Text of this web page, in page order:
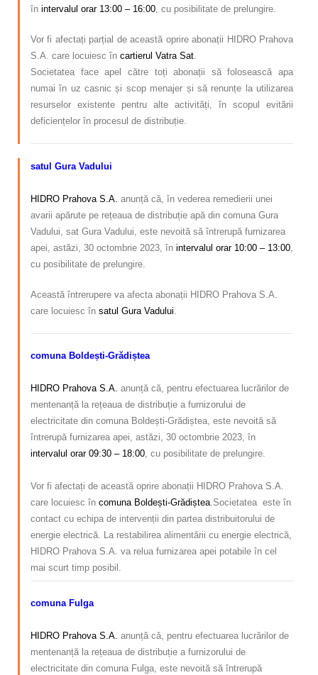
în intervalul orar 13:00 – 16:00 , cu posibilitate de prelungire.
Vor fi afectați parțial de această oprire abonații HIDRO Prahova
S.A. care locuiesc în cartierul Vatra Sat
Societatea face apel către toți abonații să folosească apa
numai în uz casnic și scop menajer și să renunțe la utilizarea
resurselor existente pentru alte activități, în scopul evitării
deficiențelor în procesul de distribuție.
satul Gura Vadului
HIDRO Prahova S.A. anunță că, în vederea remedierii unei
avarii apărute pe rețeaua de distribuție apă din comuna Gura
Vadului, sat Gura Vadului, este nevoită să întrerupă furnizarea
apei, astăzi, 30 octombrie 2023, în intervalul orar 10:00 – 13:00
cu posibilitate de prelungire.
Această întrerupere va afecta abonații HIDRO Prahova S.A.
care locuiesc în satul Gura Vadului
comuna Boldești-Grădiștea
HIDRO Prahova S.A. anunță că, pentru efectuarea lucrărilor de
mentenanță la rețeaua de distribuție a furnizorului de
electricitate din comuna Boldești-Grădiștea, este nevoită să
întrerupă furnizarea apei, astăzi, 30 octombrie 2023, în
intervalul orar 09:30 – 18:00, cu posibilitate de prelungire.
Vor fi afectați de această oprire abonații HIDRO Prahova S.A.
care locuiesc în comuna Boldești-Grădiștea.Societatea este în
contact cu echipa de intervenții din partea distribuitorului de
energie electrică. La restabilirea alimentării cu energie electrică,
HIDRO Prahova S.A. va relua furnizarea apei potabile în cel
mai scurt timp posibil.
comuna Fulga
HIDRO Prahova S.A. anunță că, pentru efectuarea lucrărilor de
mentenanță la rețeaua de distribuție a furnizorului de
electricitate din comuna Fulga, este nevoită să întrerupă